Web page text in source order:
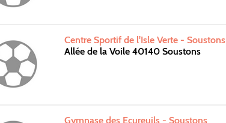
Centre Sportif de l'Isle Verte - Soustons
Allée de la Voile 40140 Soustons
Gymnase des Ecureuils - Soustons